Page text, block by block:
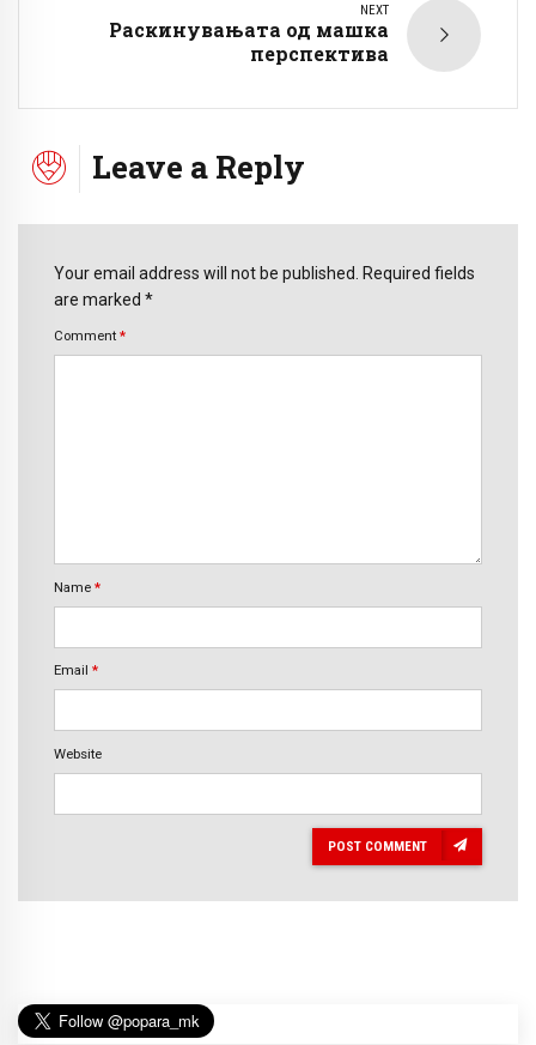
NEXT
Раскинувањата од машка
перспектива
Leave a Reply
Your email address will not be published. Required fields
are marked *
Comment *
Name *
Email *
Website
POST COMMENT